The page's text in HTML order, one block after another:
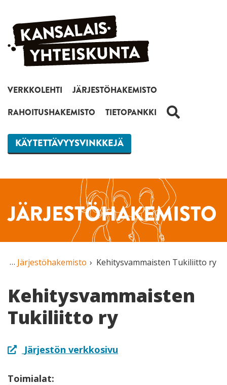
Siirry sisältöön
VERKKOLEHTI
JÄRJESTÖHAKEMISTO
RAHOITUSHAKEMISTO
TIETOPANKKI HAKU
KÄYTETTÄVYYSVINKKEJÄ
JÄRJESTÖHAKEMISTO
Järjestöhakemisto Kehitysvammaisten Tukiliitto ry
Kehitysvammaisten
Tukiliitto ry
Järjestön verkkosivu
Toimialat: